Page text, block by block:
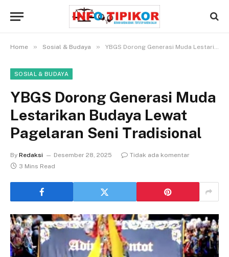
Home » Sosial & Budaya » YBGS Dorong Generasi Muda Lestarikan Budaya Lewat Pagelaran Seni Tradisional
SOSIAL & BUDAYA
YBGS Dorong Generasi Muda
Lestarikan Budaya Lewat
Pagelaran Seni Tradisional
By Redaksi Desember 28, 2025
Tidak ada komentar
3 Mins Read